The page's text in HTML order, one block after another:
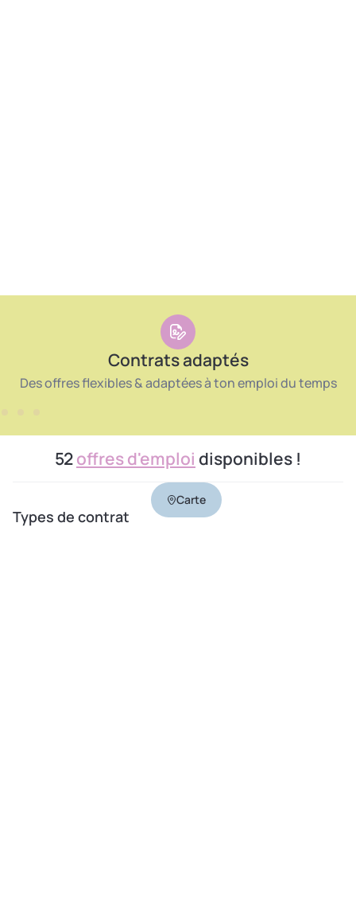
Carte
Contrats adaptés
Des offres flexibles & adaptées à ton emploi du temps
52offres d'emploi disponibles !
Types de contrat